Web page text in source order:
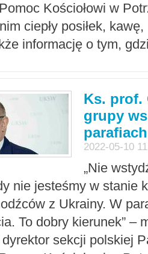
Kościołowi w
ciepły posiłek,
informację o tym,
Ks. prof.
grupy
parafiach
2022-05-10
„Nie
nie jesteśmy w stanie
z Ukrainy. W
To dobry kierunek” –
dyrektor sekcji polskiej